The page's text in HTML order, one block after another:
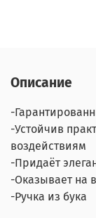
Описание
-
-Устойчив
воздействиям
-Придаёт
-Оказывает на
-Ручка из бука